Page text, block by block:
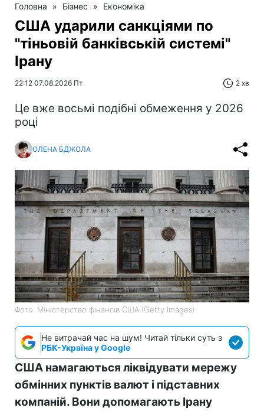
Головна » Бізнес » Економіка
США ударили санкціями по
"тіньовій банківській системі"
Ірану
22:12 07.08.2026 Пт 2 хв
Це вже восьмі подібні обмеження у 2026
році
ОЛЕНА БДЖОЛА
Фото: Міністерство фінансів СШA (Getty Images)
Не витрачай час на шум! Читай тільки суть з
РБК-Україна у Google
США намагаються ліквідувати мережу
обмінних пунктів валют і підставних
компаній. Вони допомагають Ірану